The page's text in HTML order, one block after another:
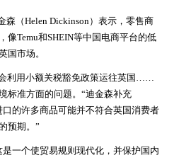
森（Helen Dickinson）表示，零售商
像Temu和SHEIN等中国电商平台的低
国市场。
利用小额关税豁免政策运往英国……
标准方面的问题。“迪金森补充
的许多商品可能并不符合英国消费者
预期。”
一个使贸易规则现代化，并保护国内